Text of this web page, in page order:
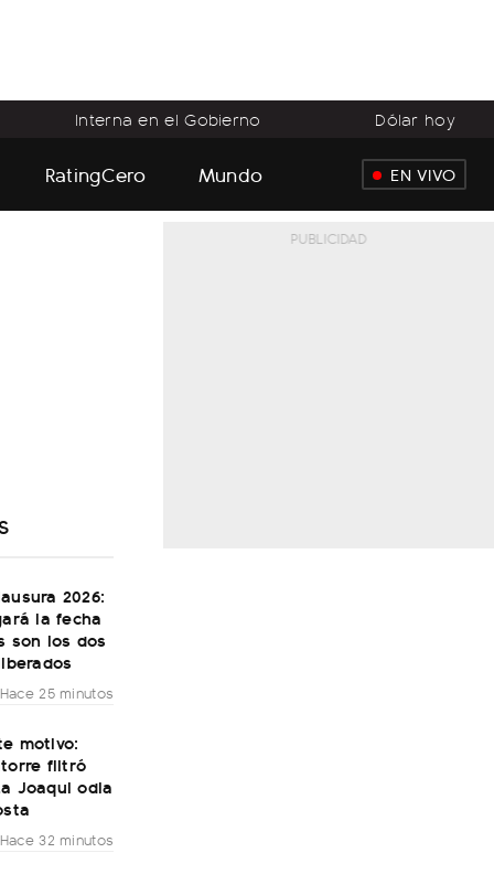
Interna en el Gobierno Dólar hoy
RatingCero Mundo EN VIVO
2026:
la fecha
son los dos
Hace 25 minutos
motivo:
filtró
Joaqui odia
Hace 32 minutos